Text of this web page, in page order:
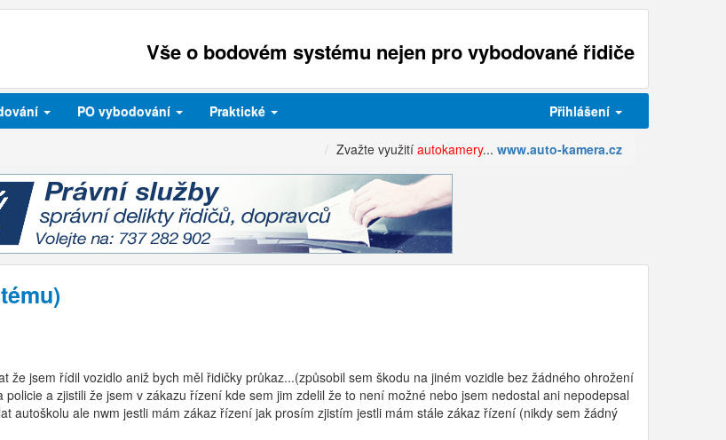
Vše o bodovém systému nejen pro vybodované řidiče
PO vybodování Praktické Přihlášení
Zvažte využití autokamery... www.auto-kamera.cz
že jsem řídil vozidlo aniž bych měl řidičky průkaz...(způsobil sem škodu na jiném vozidle bez žádného ohrožení
a zjistili že jsem v zákazu řízení kde sem jim zdelil že to není možné nebo jsem nedostal ani nepodepsal
autoškolu ale nwm jestli mám zákaz řízení jak prosím zjistím jestli mám stále zákaz řízení (nikdy sem žádný